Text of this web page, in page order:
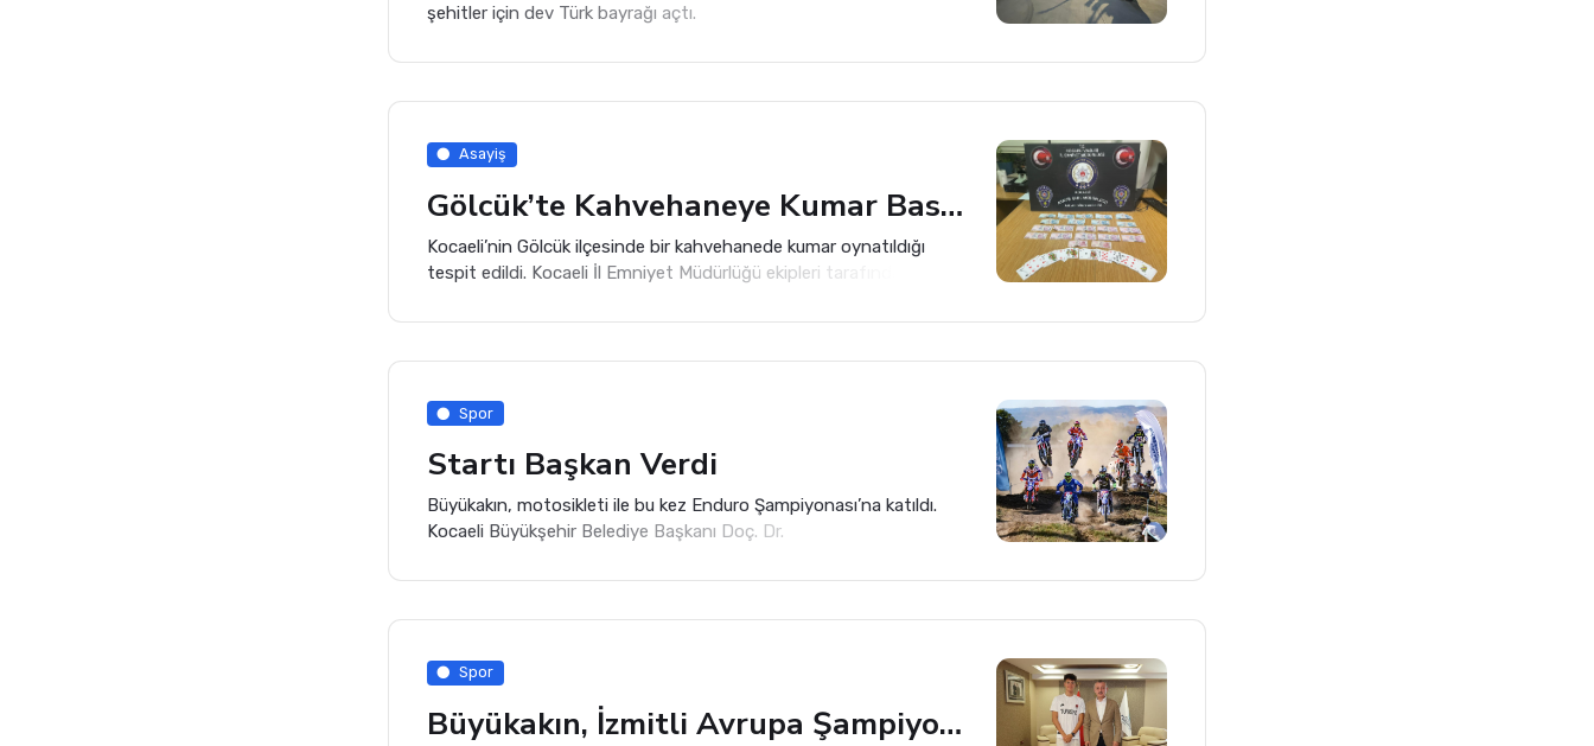
şehitler için dev Türk bayrağı açtı.
Asayiş
Gölcük’te Kahvehaneye Kumar Baskını: 6 Kişiye Ceza, 1 Kişiye Adli İşlem
Kocaeli’nin Gölcük ilçesinde bir kahvehanede kumar oynatıldığı
tespit edildi. Kocaeli İl Emniyet Müdürlüğü ekipleri tarafından 6
kahvehanede kumar oynandığı bilgisine ulaşıldı.
Spor
Startı Başkan Verdi
Büyükakın, motosikleti ile bu kez Enduro Şampiyonası’na katıldı.
Kocaeli Büyükşehir Belediye Başkanı Doç. Dr.
Spor
Büyükakın, İzmitli Avrupa Şampiyonu Kuzey Tunçelli’yi Tebrik Etti